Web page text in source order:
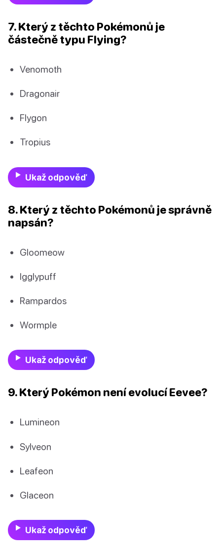
7. Který z těchto Pokémonů je
částečně typu Flying?
Venomoth
Dragonair
Flygon
Tropius
Ukaž odpověď
8. Který z těchto Pokémonů je správně
napsán?
Gloomeow
Igglypuff
Rampardos
Wormple
Ukaž odpověď
9. Který Pokémon není evolucí Eevee?
Lumineon
Sylveon
Leafeon
Glaceon
Ukaž odpověď